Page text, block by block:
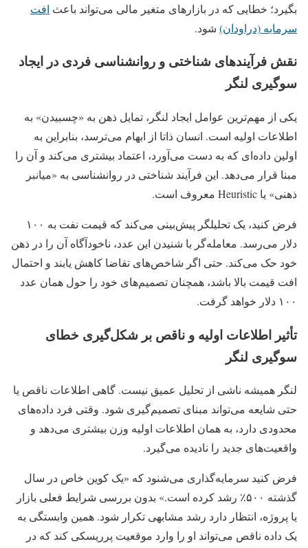
بگیرد؛ خطایی که در بازارهای متغیر مالی می‌تواند باعث افت
سرمایه (دراودان) شود.
نقش فرآیندهای شناختی و روانشناسی فردی در ایجاد
سوگیری لنگر
یکی از مهم‌ترین عوامل ایجاد لنگر، تمایل ذهن به «چسبیدن» به
اطلاعات اولیه است. انسان ذاتا از ابهام می‌ترسد، بنابراین به
اولین داده‌ای که به دست می‌آورد، اعتماد بیشتری می‌کند و آن را
مبنا قرار می‌دهد. این فرآیند شناختی در روانشناسی به «میانبر
ذهنی» یا Heuristic معروف است.
فرض کنید، یک تحلیلگر پیش‌بینی می‌کند که قیمت نفت به ۱۰۰
دلار می‌رسد. معامله‌گر با شنیدن این عدد، ناخودآگاه آن را در ذهن
خود حک می‌کند. حتی اگر شاخص‌های تقاضا کاهش یابند و احتمال
افت قیمت بالا باشد، همچنان تصمیم‌های خود را حول همان عدد
۱۰۰ دلار خواهد گرفت.
تأثیر اطلاعات اولیه و ناقص بر شکل‌گیری خطای
سوگیری لنگر
لنگر همیشه ناشی از تحلیل عمیق نیست. گاهی اطلاعات ناقص یا
حتی شایعه می‌تواند مبنای تصمیم‌گیری شود. وقتی فرد داده‌های
محدودی دارد، به همان اطلاعات اولیه وزن بیشتری می‌دهد و
واقعیت‌های جدید را نادیده می‌گیرد.
فرض کنید سرمایه‌گذاری می‌شنود که «یک کوین خاص در سال
گذشته ۵۰۰٪ رشد کرده است.» بدون بررسی شرایط فعلی بازار
یا پروژه، انتظار دارد رشد مشابهی تکرار شود. همین وابستگی به
یک داده ناقص می‌تواند او را وارد موقعیت پرریسکی کند که در